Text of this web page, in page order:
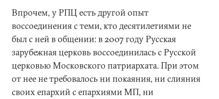
Впрочем, у РПЦ есть другой опыт
воссоединения с теми, кто десятилетиями не
был с ней в общении: в 2007 году Русская
зарубежная церковь воссоединилась с Русской
церковью Московского патриархата. При этом
от нее не требовалось ни покаяния, ни слияния
своих епархий с епархиями МП, ни